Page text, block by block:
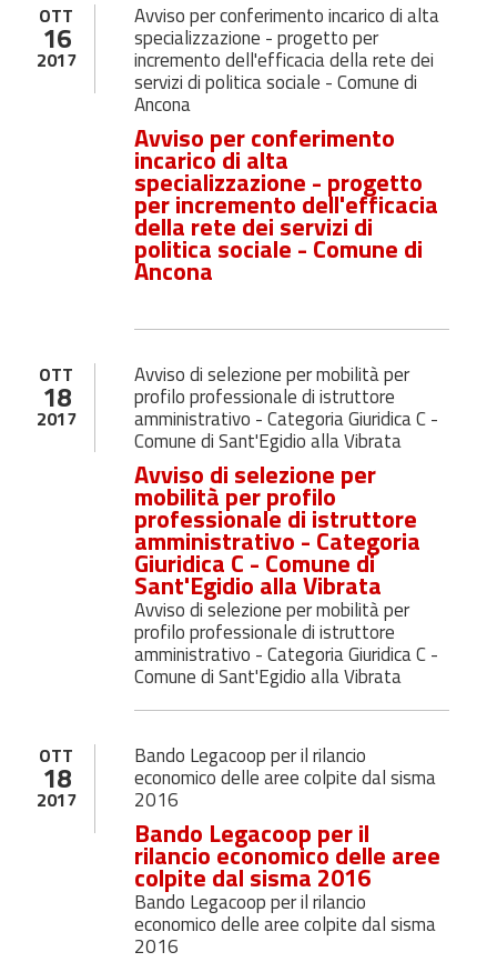
OTT
16
2017
Avviso per conferimento incarico di alta
specializzazione - progetto per
incremento dell'efficacia della rete dei
servizi di politica sociale - Comune di
Ancona
Avviso per conferimento
incarico di alta
specializzazione - progetto
per incremento dell'efficacia
della rete dei servizi di
politica sociale - Comune di
Ancona
OTT
18
2017
Avviso di selezione per mobilità per
profilo professionale di istruttore
amministrativo - Categoria Giuridica C -
Comune di Sant'Egidio alla Vibrata
Avviso di selezione per
mobilità per profilo
professionale di istruttore
amministrativo - Categoria
Giuridica C - Comune di
Sant'Egidio alla Vibrata
Avviso di selezione per mobilità per
profilo professionale di istruttore
amministrativo - Categoria Giuridica C -
Comune di Sant'Egidio alla Vibrata
OTT
18
2017
Bando Legacoop per il rilancio
economico delle aree colpite dal sisma
2016
Bando Legacoop per il
rilancio economico delle aree
colpite dal sisma 2016
Bando Legacoop per il rilancio
economico delle aree colpite dal sisma
2016